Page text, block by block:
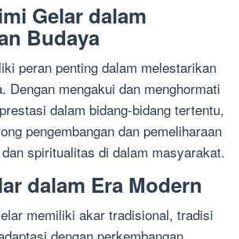
Gelar dalam
Budaya
peran penting dalam melestarikan
Dengan mengakui dan menghormati
dalam bidang-bidang tertentu,
pengembangan dan pemeliharaan
spiritualitas di dalam masyarakat.
dalam Era Modern
memiliki akar tradisional, tradisi